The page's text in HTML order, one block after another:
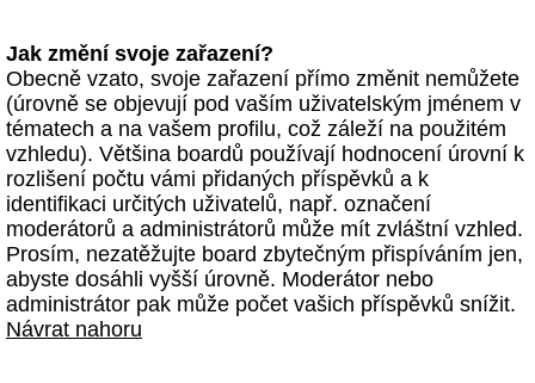
Jak změní svoje zařazení?
Obecně vzato, svoje zařazení přímo změnit nemůžete
(úrovně se objevují pod vaším uživatelským jménem v
tématech a na vašem profilu, což záleží na použitém
vzhledu). Většina boardů používají hodnocení úrovní k
rozlišení počtu vámi přidaných příspěvků a k
identifikaci určitých uživatelů, např. označení
moderátorů a administrátorů může mít zvláštní vzhled.
Prosím, nezatěžujte board zbytečným přispíváním jen,
abyste dosáhli vyšší úrovně. Moderátor nebo
administrátor pak může počet vašich příspěvků snížit.
Návrat nahoru